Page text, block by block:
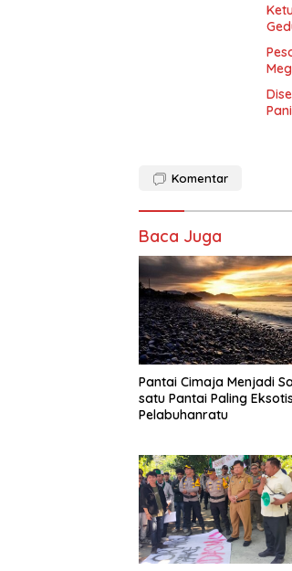
Komentar
Baca Juga
Pantai Cimaja Menjadi
satu Pantai Paling
Pelabuhanratu